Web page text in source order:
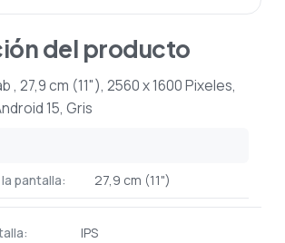
del producto
, 27,9 cm (11"), 2560 x 1600 Pixeles,
15, Gris
pantalla: 27,9 cm (11")
IPS